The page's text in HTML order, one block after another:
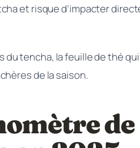
et risque d’impacter
du tencha, la feuille de thé
de la saison.
de